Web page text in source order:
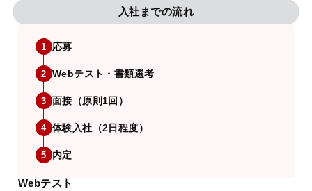
入社までの流れ
1 応募
2 Webテスト・書類選考
3 面接（原則1回）
4 体験入社（2日程度）
5 内定
Webテスト